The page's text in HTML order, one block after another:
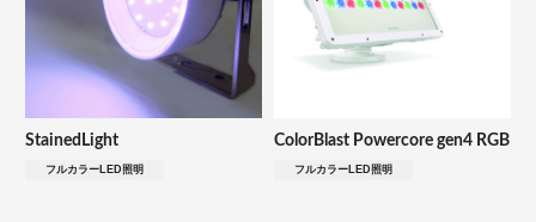
StainedLight
フルカラーLED照明
ColorBlast Powercore gen4 RGB
フルカラーLED照明